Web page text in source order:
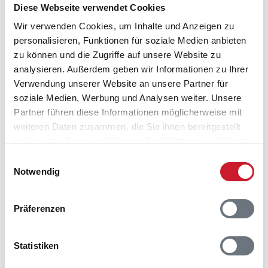
Diese Webseite verwendet Cookies
Wir verwenden Cookies, um Inhalte und Anzeigen zu
personalisieren, Funktionen für soziale Medien anbieten
zu können und die Zugriffe auf unsere Website zu
analysieren. Außerdem geben wir Informationen zu Ihrer
Verwendung unserer Website an unsere Partner für
soziale Medien, Werbung und Analysen weiter. Unsere
Partner führen diese Informationen möglicherweise mit
weiteren Daten zusammen, die Sie ihnen bereitgestellt
Notwendig
Präferenzen
Statistiken
der Binnenseen der Umgebung versuchen.
Ferienhäuser am Lild Strand an der Jammerbucht